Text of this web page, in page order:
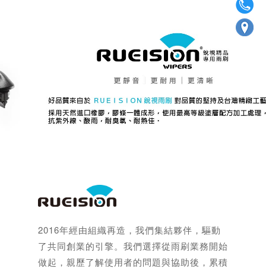
2016年經由組織再造，我們集結夥伴，驅動
了共同創業的引擎。我們選擇從雨刷業務開始
做起，親歷了解使用者的問題與協助後，累積